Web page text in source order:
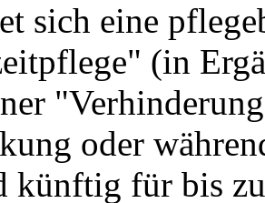
sich eine
(in
oder
künftig für bis